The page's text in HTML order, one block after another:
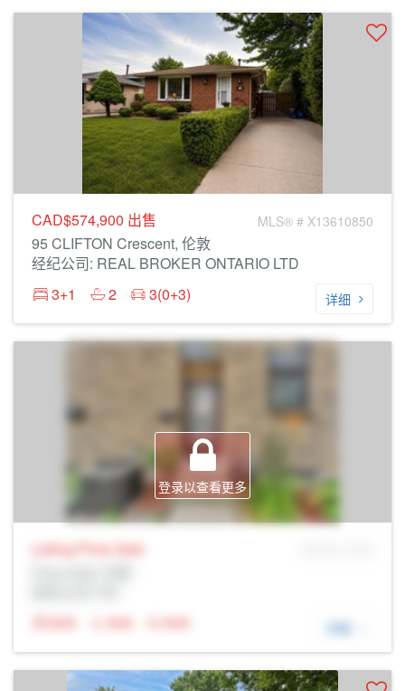
CAD$574,900 出售 MLS® # X13610850
95 CLIFTON Crescent, 伦敦
经纪公司: REAL BROKER ONTARIO LTD
3+1
2 3(0+3) 详细
登录以查看更多
Listing Price Sale
N/A
N/A N/A 详细